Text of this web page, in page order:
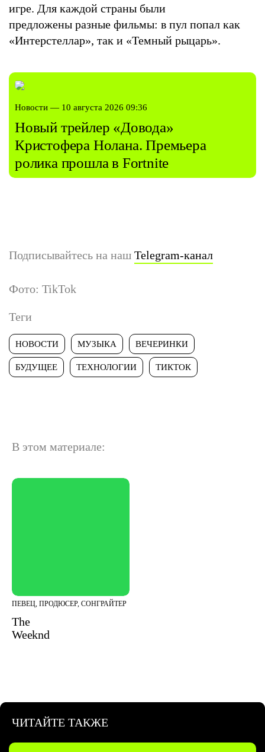
игре. Для каждой страны были
предложены разные фильмы: в пул попал как
«Интерстеллар», так и «Темный рыцарь».
Новости — 10 августа 2026 09:36
Новый трейлер «Довода»
Кристофера Нолана. Премьера
ролика прошла в Fortnite
Подписывайтесь на наш Telegram-канал
Фото: TikTok
Теги
НОВОСТИ МУЗЫКА ВЕЧЕРИНКИ
БУДУЩЕЕ ТЕХНОЛОГИИ ТИКТОК
В этом материале:
ПЕВЕЦ, ПРОДЮСЕР, СОНГРАЙТЕР
The
Weeknd
ЧИТАЙТЕ ТАКЖЕ